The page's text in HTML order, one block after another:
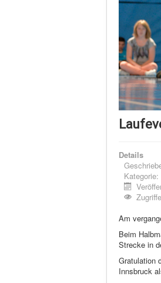
Details
Kategorie:
Am
Beim
Strecke in
Gratulation
Innsbruck